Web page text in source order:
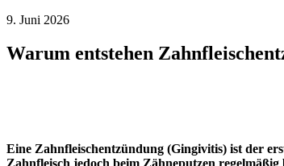
9. Juni 2026
Warum entstehen
Eine Zahnfleischentzündung (Gingivitis) ist der